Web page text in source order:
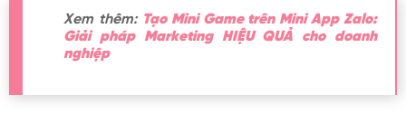
Xem thêm: Tạo Mini Game trên Mini App Zalo:
Giải pháp Marketing HIỆU QUẢ cho doanh
nghiệp